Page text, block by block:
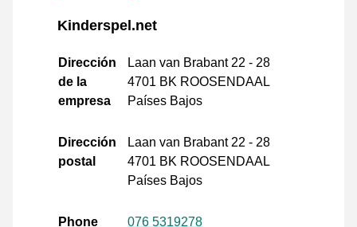
Kinderspel.net
Dirección
de la
empresa
Laan van Brabant 22 - 28
4701 BK ROOSENDAAL
Países Bajos
Dirección
postal
Laan van Brabant 22 - 28
4701 BK ROOSENDAAL
Países Bajos
Phone
076 5319278